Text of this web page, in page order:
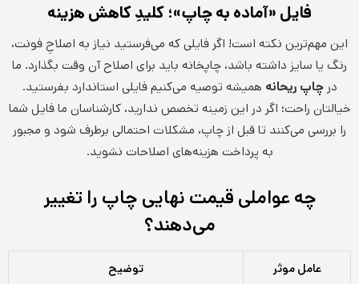
فایل «آماده به چاپ»؛ کلیدِ کاهش هزینه
این مهم‌ترین نکته است! اگر فایلی که می‌فرستید نیاز به اصلاحِ فونت،
رنگ یا سایز داشته باشد، چاپخانه باید برای اصلاح آن وقت بگذارد. ما
درچاپ ریحانه همیشه توصیه می‌کنیم فایلی استاندارد بفرستید.
خیالتان راحت؛ اگر در این زمینه تخصص ندارید، کارشناسان ما فایل شما
را بررسی می‌کنند تا قبل از چاپ، مشکلات احتمالی برطرف شود و مجبور
به پرداخت هزینه‌های اصلاحات نشوید.
چه عواملی قیمت نهایی چاپ را تغییر
می‌دهند؟
عامل موثر توضیح